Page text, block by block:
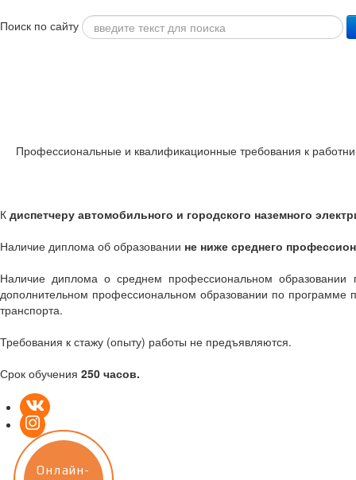
Поиск по сайту
Профессиональные и квалификационные требования к
К диспетчеру автомобильного и городского наземного
Наличие диплома об образовании не ниже среднего
Наличие диплома о среднем профессиональном
дополнительном профессиональном образовании по программе
транспорта.
Требования к стажу (опыту) работы не предъявляются.
Срок обучения 250 часов.
Онлайн-